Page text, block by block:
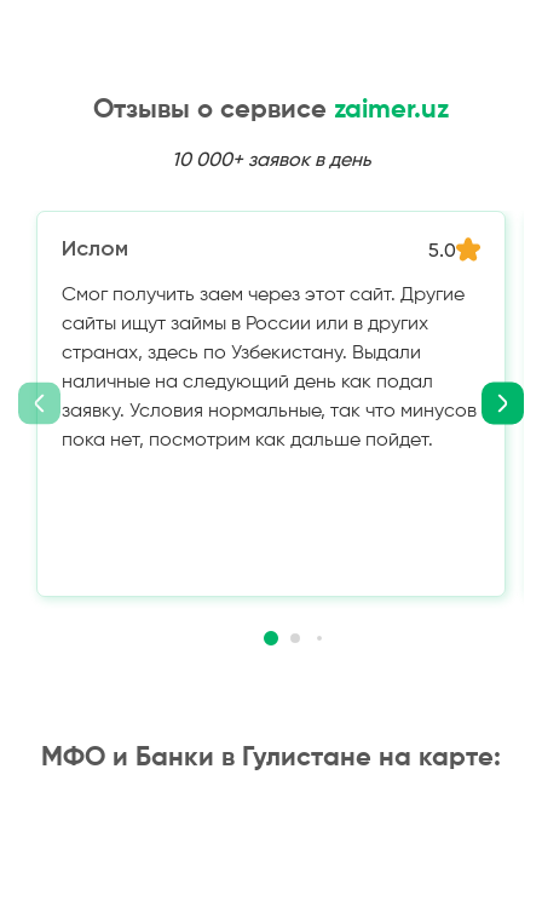
Отзывы о сервисе zaimer.uz
10 000+ заявок в день
Ислом 5.0
Смог получить заем через этот сайт. Другие
сайты ищут займы в России или в других
странах, здесь по Узбекистану. Выдали
наличные на следующий день как подал
заявку. Условия нормальные, так что минусов
пока нет, посмотрим как дальше пойдет.
МФО и Банки в Гулистане на карте: